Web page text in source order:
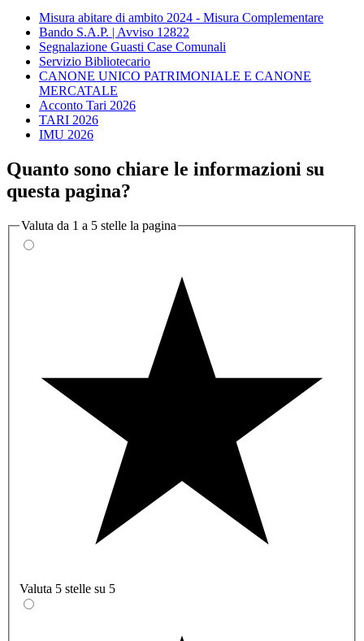
Misura abitare di ambito 2024 - Misura Complementare
Bando S.A.P. | Avviso 12822
Segnalazione Guasti Case Comunali
Servizio Bibliotecario
CANONE UNICO PATRIMONIALE E CANONE
MERCATALE
Acconto Tari 2026
TARI 2026
IMU 2026
Quanto sono chiare le informazioni su
questa pagina?
Valuta da 1 a 5 stelle la pagina
Valuta 5 stelle su 5